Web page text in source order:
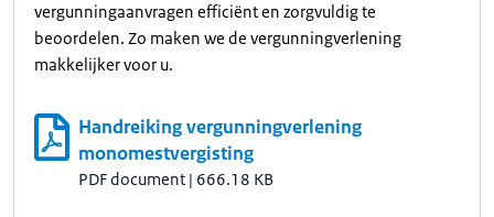
vergunningaanvragen efficiënt en zorgvuldig te
beoordelen. Zo maken we de vergunningverlening
makkelijker voor u.
Handreiking vergunningverlening
monomestvergisting
PDF document | 666.18 KB